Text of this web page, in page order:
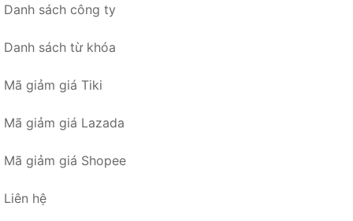
Danh sách công ty
Danh sách từ khóa
Mã giảm giá Tiki
Mã giảm giá Lazada
Mã giảm giá Shopee
Liên hệ